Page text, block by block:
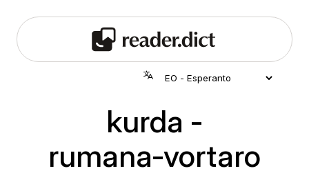
kurda -
rumana‑vortaro